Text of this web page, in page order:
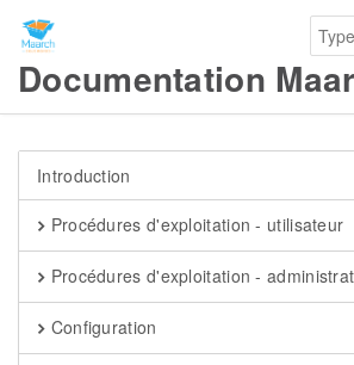
Documentation
Introduction
Procédures d'exploitation - utilisateur
Procédures d'exploitation -
Configuration